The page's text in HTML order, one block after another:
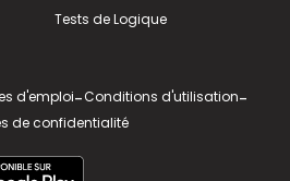
Tests de Logique
d'emploi-Conditions d'utilisation-
de confidentialité